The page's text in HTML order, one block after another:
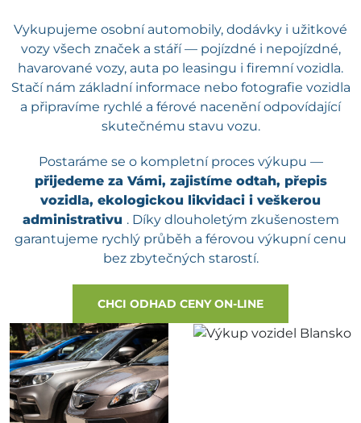
Vykupujeme osobní automobily, dodávky i užitkové
vozy všech značek a stáří — pojízdné i nepojízdné,
havarované vozy, auta po leasingu i firemní vozidla.
Stačí nám základní informace nebo fotografie vozidla
a připravíme rychlé a férové nacenění odpovídající
skutečnému stavu vozu.
Postaráme se o kompletní proces výkupu —
přijedeme za Vámi, zajistíme odtah, přepis
vozidla, ekologickou likvidaci i veškerou
administrativu . Díky dlouholetým zkušenostem
garantujeme rychlý průběh a férovou výkupní cenu
bez zbytečných starostí.
CHCI ODHAD CENY ON-LINE